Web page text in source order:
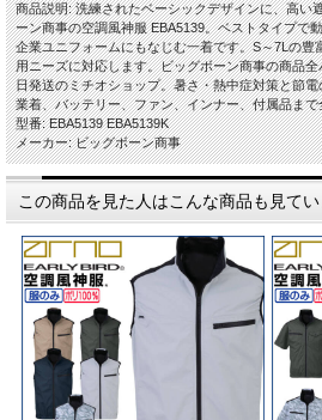
商品説明: 洗練されたベーシックデザインに、高い
ーン商事の空調風神服 EBA5139。ベストタイプで
企業ユニフォームにもなじむ一着です。S～7Lの豊
用ニーズに対応します。ビッグボーン商事の商品
日発送のミチオショップ。暑さ・熱中症対策と節
業着、バッテリー、ファン、インナー、付属品ま
型番: EBA5139 EBA5139K
メーカー: ビッグボーン商事
この商品を見た人はこんな商品も見て